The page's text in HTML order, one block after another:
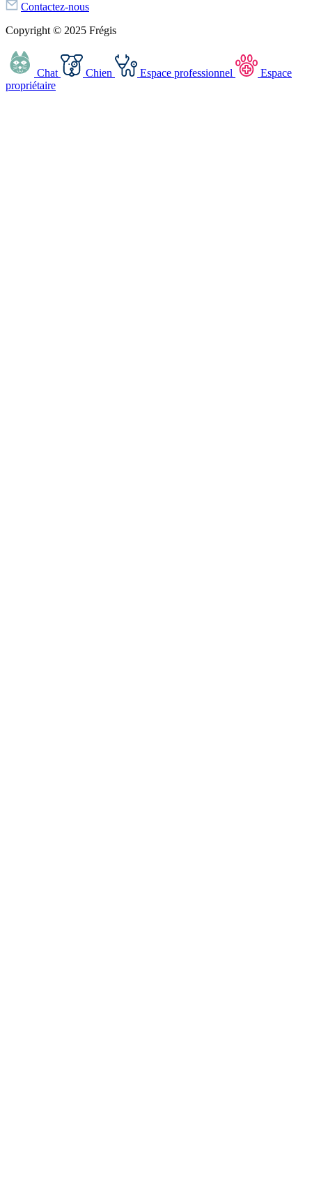
Contactez-nous
Copyright © 2025 Frégis
Chat Chien Espace professionnel
Espace
propriétaire